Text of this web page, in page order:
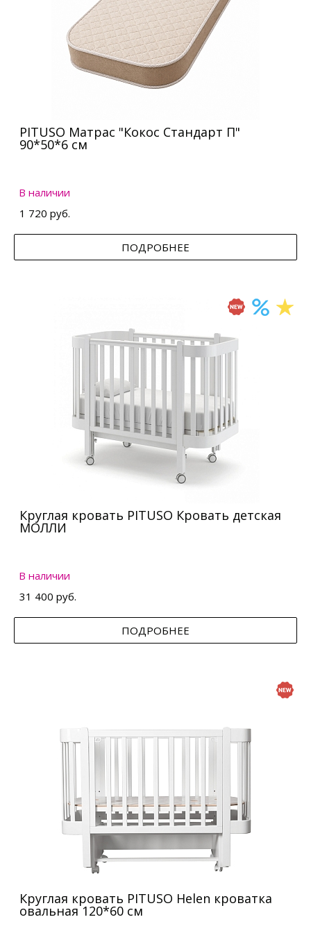
PITUSO Матрас "Кокос Стандарт П"
90*50*6 см
В наличии
1 720 руб.
ПОДРОБНЕЕ
Круглая кровать PITUSO Кровать детская
МОЛЛИ
В наличии
31 400 руб.
ПОДРОБНЕЕ
Круглая кровать PITUSO Helen кроватка
овальная 120*60 см